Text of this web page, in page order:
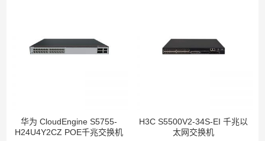
华为 CloudEngine S5755-
H24U4Y2CZ POE千兆交换机
H3C S5500V2-34S-EI 千兆以
太网交换机